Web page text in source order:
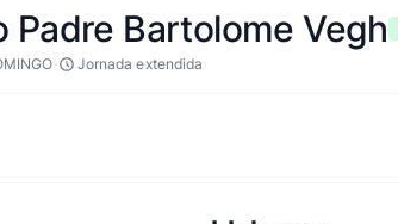
Padre Bartolome Vegh
· Jornada extendida